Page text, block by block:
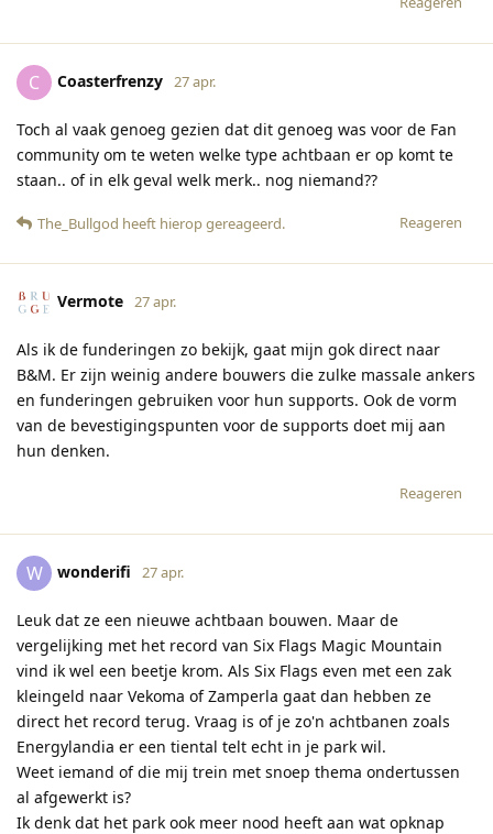
C Coasterfrenzy 27 apr.
Toch al vaak genoeg gezien dat dit genoeg was voor de Fan
community om te weten welke type achtbaan er op komt te
staan.. of in elk geval welk merk.. nog niemand??
Reageren
The_Bullgod heeft hierop gereageerd.
Vermote 27 apr.
Als ik de funderingen zo bekijk, gaat mijn gok direct naar
B&M. Er zijn weinig andere bouwers die zulke massale ankers
en funderingen gebruiken voor hun supports. Ook de vorm
van de bevestigingspunten voor de supports doet mij aan
hun denken.
Reageren
W wonderifi 27 apr.
Leuk dat ze een nieuwe achtbaan bouwen. Maar de
vergelijking met het record van Six Flags Magic Mountain
vind ik wel een beetje krom. Als Six Flags even met een zak
kleingeld naar Vekoma of Zamperla gaat dan hebben ze
direct het record terug. Vraag is of je zo'n achtbanen zoals
Energylandia er een tiental telt echt in je park wil.
Weet iemand of die mij trein met snoep thema ondertussen
al afgewerkt is?
Ik denk dat het park ook meer nood heeft aan wat opknap